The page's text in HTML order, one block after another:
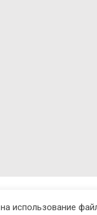
на использование